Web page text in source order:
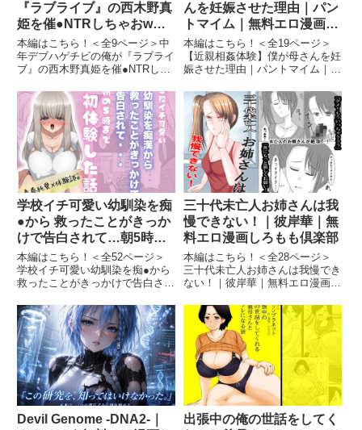
『ラブライブ』の西木野真
姫を催●NTRしちゃおww
｜アポロン｜無料エロ漫画
しろもも倶楽部
本編はこちら！＜全9ページ＞中
年デブハゲチビの俺が『ラブライ
ブ』の西木野真姫を催●NTRしち
画しろもも倶楽部中年デブハゲチ
ビの俺が『ラブライブ』の西木野
真姫を催●NTRしちゃおww 画像1
続きを読む＜全9ページ...
んを妊娠させた理由｜パン
トマイム｜無料エロ漫画し
ろもも倶楽部
本編はこちら！＜全19ページ＞
【近親相姦体験】僕が母さんを妊
娠させた理由｜パントマイム｜無
相姦体験】僕が母さんを妊娠させ
た理由 画像1続きを読む＜全19ペ
ージ＞ 教育熱心でいつも厳しい
母さん。とにかく真面目で融...
学校イチ可愛い幼馴染を痴
●から 救ったことがきっか
けで告白されて…朝5時ま
で初体験した話。｜ペガサ
ス｜無料エロ漫画しろもも
倶楽部
本編はこちら！＜全52ページ＞
学校イチ可愛い幼馴染を痴●から
救ったことがきっかけで告白され
ペガサス｜無料エロ漫画しろもも
倶楽部学校イチ可愛い幼馴染を痴
●から 救ったことがきっかけで告
白されて…朝5時まで初体験...
三十代未亡人お姉さんは我
慢できない！｜彼岸華｜無
料エロ漫画しろもも倶楽部
本編はこちら！＜全28ページ＞
三十代未亡人お姉さんは我慢でき
ない！｜彼岸華｜無料エロ漫画し
んは我慢できない！ 画像1三十代
未亡人お姉さんは我慢できない！
画像2三十代未亡人お姉さんは我
慢できない！ 画像3続きを...
Devil Genome -DNA2-｜
出張中の俺の世話をしてく